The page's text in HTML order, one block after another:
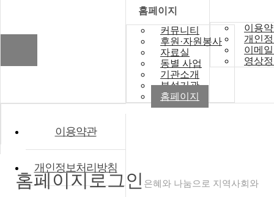
홈페이지
커뮤니티
후원·자원봉사
자료실
동별 사업
기관소개
부설기관
홈페이지
이용
개인
이메
영상
이용약관
개인정보처리방침
홈페이지로그인 은혜와 나눔으로 지역사회와